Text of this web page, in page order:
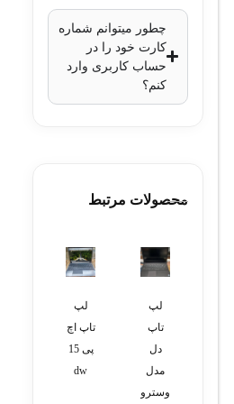
چطور میتوانم شماره
کارت خود را در
حساب کاربری وارد
کنم؟
محصولات مرتبط
لپ
تاپ
دل
مدل
وسترو
لپ
تاپ اچ
پی 15
dw